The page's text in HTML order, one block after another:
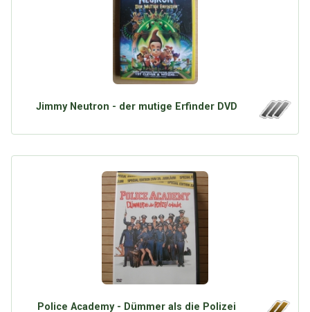
Mit Email Twitter
Google
Über Tauschbu↔de
Zufallsartikel
Jimmy Neutron - der mutige Erfinder DVD
Police Academy - Dümmer als die Polizei